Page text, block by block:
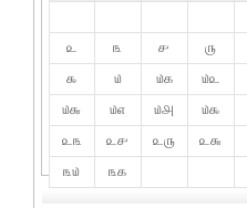
௨
௩ ௪ ௫
௯
௰ ௰௧ ௰௨
௰௬
௰௭ ௰௮ ௰௯
௨௩
௨௪ ௨௫ ௨௬
௩௰
௩௧